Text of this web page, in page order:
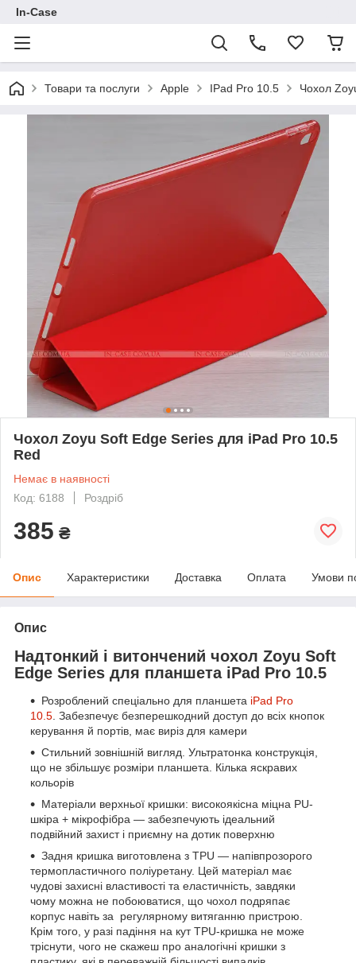
In-Case
Товари та послуги Apple IPad Pro 10.5 Чохол
Чохол Zoyu Soft Edge Series для iPad Pro 10.5
Red
Немає в наявності
Код: 6188
Роздріб
385 ₴
Опис Характеристики Доставка Оплата Умови
Опис
Надтонкий і витончений чохол Zoyu Soft
Edge Series для планшета iPad Pro 10.5
Розроблений спеціально для планшета iPad Pro
10.5. Забезпечує безперешкодний доступ до всіх кнопок
керування й портів, має виріз для камери
Стильний зовнішній вигляд. Ультратонка конструкція,
що не збільшує розміри планшета. Кілька яскравих
кольорів
Матеріали верхньої кришки: високоякісна міцна PU-
шкіра + мікрофібра — забезпечують ідеальний
подвійний захист і приємну на дотик поверхню
Задня кришка виготовлена з TPU — напівпрозорого
термопластичного поліуретану. Цей матеріал має
чудові захисні властивості та еластичність, завдяки
чому можна не побоюватися, що чохол подряпає
корпус навіть за регулярному витяганню пристрою.
Крім того, у разі падіння на кут TPU-кришка не може
тріснути, чого не скажеш про аналогічні кришки з